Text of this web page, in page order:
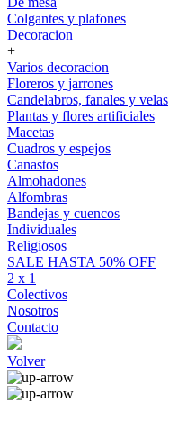
Colgantes y plafones
Decoracion
+
Varios decoracion
Floreros y jarrones
Candelabros, fanales y velas
Plantas y flores artificiales
Macetas
Cuadros y espejos
Canastos
Almohadones
Alfombras
Bandejas y cuencos
Individuales
Religiosos
SALE HASTA 50% OFF
2 x 1
Colectivos
Nosotros
Contacto
Volver